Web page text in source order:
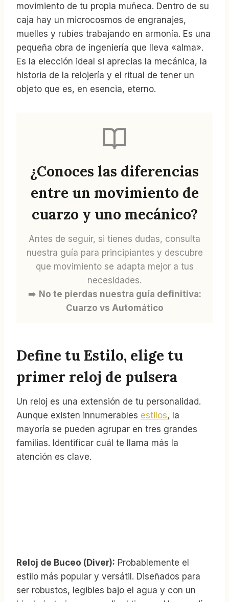
movimiento de tu propia muñeca. Dentro de su
caja hay un microcosmos de engranajes,
muelles y rubíes trabajando en armonía. Es una
pequeña obra de ingeniería que lleva «alma».
Es la elección ideal si aprecias la mecánica, la
historia de la relojería y el ritual de tener un
objeto que es, en esencia, eterno.
¿Conoces las diferencias
entre un movimiento de
cuarzo y uno mecánico?
Antes de seguir, si tienes dudas, consulta
nuestra guía para principiantes y descubre
que movimiento se adapta mejor a tus
necesidades.
➡️ No te pierdas nuestra guía definitiva:
Cuarzo vs Automático
Define tu Estilo, elige tu
primer reloj de pulsera
Un reloj es una extensión de tu personalidad.
Aunque existen innumerables estilos, la
mayoría se pueden agrupar en tres grandes
familias. Identificar cuál te llama más la
atención es clave.
Reloj de Buceo (Diver): Probablemente el
estilo más popular y versátil. Diseñados para
ser robustos, legibles bajo el agua y con un